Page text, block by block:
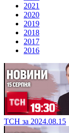
2021
2020
2019
2018
2017
2016
ТСН за 2024.08.15